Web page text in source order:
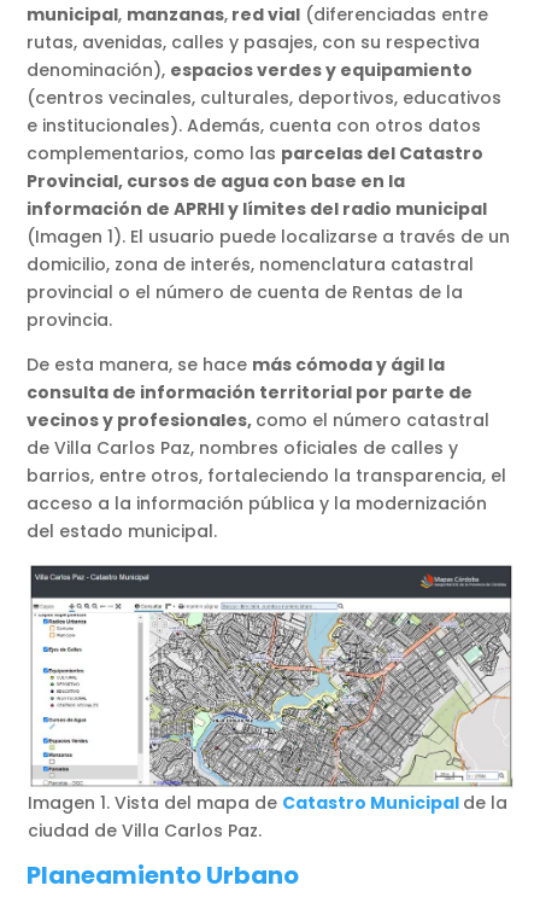
municipal, manzanas, red vial (diferenciadas entre
rutas, avenidas, calles y pasajes, con su respectiva
denominación), espacios verdes y equipamiento
(centros vecinales, culturales, deportivos, educativos
e institucionales). Además, cuenta con otros datos
complementarios, como las parcelas del Catastro
Provincial, cursos de agua con base en la
información de APRHI y límites del radio municipal
(Imagen 1). El usuario puede localizarse a través de un
domicilio, zona de interés, nomenclatura catastral
provincial o el número de cuenta de Rentas de la
provincia.
De esta manera, se hace más cómoda y ágil la
consulta de información territorial por parte de
vecinos y profesionales, como el número catastral
de Villa Carlos Paz, nombres oficiales de calles y
barrios, entre otros, fortaleciendo la transparencia, el
acceso a la información pública y la modernización
del estado municipal.
Imagen 1. Vista del mapa de Catastro Municipal de la
ciudad de Villa Carlos Paz.
Planeamiento Urbano